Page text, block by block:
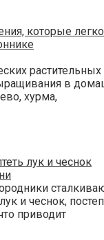
которые
растительных
в
хурма,
лук и чеснок
и чеснок,
приводит